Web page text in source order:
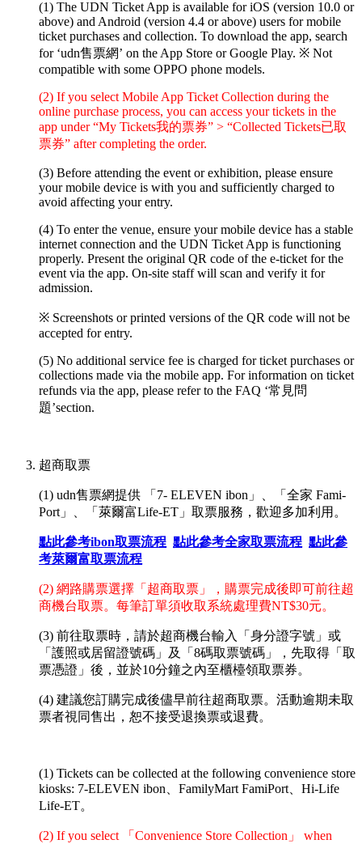
(1) The UDN Ticket App is available for iOS (version 10.0 or
above) and Android (version 4.4 or above) users for mobile
ticket purchases and collection. To download the app, search
for ‘udn售票網’ on the App Store or Google Play. ※ Not
compatible with some OPPO phone models.
(2) If you select Mobile App Ticket Collection during the
online purchase process, you can access your tickets in the
app under “My Tickets我的票券” > “Collected Tickets已取
票券” after completing the order.
(3) Before attending the event or exhibition, please ensure
your mobile device is with you and sufficiently charged to
avoid affecting your entry.
(4) To enter the venue, ensure your mobile device has a stable
internet connection and the UDN Ticket App is functioning
properly. Present the original QR code of the e-ticket for the
event via the app. On-site staff will scan and verify it for
admission.
※ Screenshots or printed versions of the QR code will not be
accepted for entry.
(5) No additional service fee is charged for ticket purchases or
collections made via the mobile app. For information on ticket
refunds via the app, please refer to the FAQ ‘常見問
題’section.
超商取票
(1) udn售票網提供 「7- ELEVEN ibon」、「全家 Fami-
Port」、「萊爾富Life-ET」取票服務，歡迎多加利用。
點此參考ibon取票流程 點此參考全家取票流程 點此參
考萊爾富取票流程
(2) 網路購票選擇「超商取票」，購票完成後即可前往超
商機台取票。每筆訂單須收取系統處理費NT$30元。
(3) 前往取票時，請於超商機台輸入 「 身分證字號 」或
「護照或居留證號碼」
及 「 8碼取票號碼 」
，先取得「取
票憑證」後，並於10分鐘之內至櫃檯領取票券。
(4) 建議您訂購完成後儘早前往超商取票。活動逾期未取
票者視同售出，恕不接受退換票或退費。
(1) Tickets can be collected at the following convenience store
kiosks: 7-ELEVEN ibon、FamilyMart FamiPort、Hi-Life
Life-ET。
(2) If you select 「Convenience Store Collection」 when